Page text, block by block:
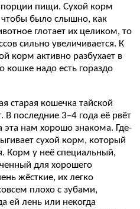
пищи. Сухой корм
было слышно, как
глотает их целиком, то
сильно увеличивается. К
корм активно разбухает в
кошке надо есть гораздо
старая кошечка тайской
последние 3–4 года её рвёт
нам хорошо знакома. Где-
сухой корм, который
Корм у неё специальный,
для хорошего
жёсткие, их легко
плохо с зубами,
ей лень или некогда